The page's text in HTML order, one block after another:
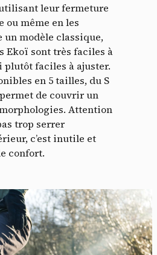
leur fermeture
ou même en les
un modèle classique,
Ekoï sont très faciles à
plutôt faciles à ajuster.
en 5 tailles, du S
de couvrir un
Attention
trop serrer
c’est inutile et
confort.